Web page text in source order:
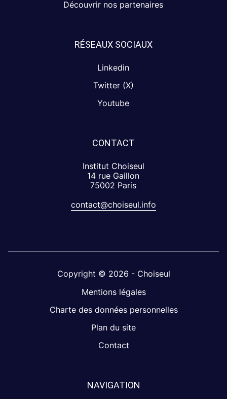
Découvrir nos partenaires
RÉSEAUX SOCIAUX
Linkedin
Twitter (X)
Youtube
CONTACT
Institut Choiseul
14 rue Gaillon
75002 Paris
contact@choiseul.info
Copyright © 2026 - Choiseul
Mentions légales
Charte des données personnelles
Plan du site
Contact
NAVIGATION